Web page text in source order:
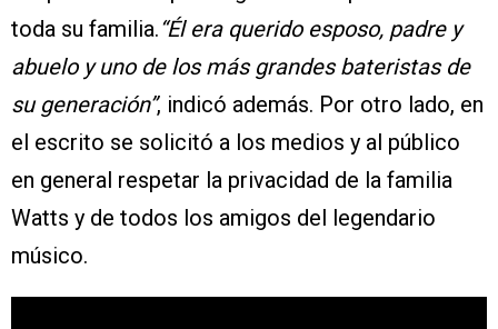
toda su familia.“Él era querido esposo, padre y
abuelo y uno de los más grandes bateristas de
su generación”, indicó además. Por otro lado, en
el escrito se solicitó a los medios y al público
en general respetar la privacidad de la familia
Watts y de todos los amigos del legendario
músico.